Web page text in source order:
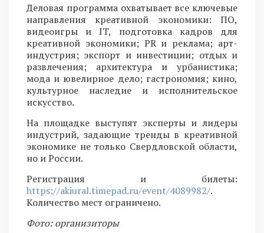
Деловая программа охватывает все ключевые
направления креативной экономики: ПО,
видеоигры и IT, подготовка кадров для
креативной экономики; PR и реклама; арт-
индустрия; экспорт и инвестиции; отдых и
развлечения; архитектура и урбанистика;
мода и ювелирное дело; гастрономия; кино,
культурное наследие и исполнительское
искусство.
На площадке выступят эксперты и лидеры
индустрий, задающие тренды в креативной
экономике не только Свердловской области,
но и России.
Регистрация и билеты:
https://akiural.timepad.ru/event/4089982/.
Количество мест ограничено.
Фото: организиторы